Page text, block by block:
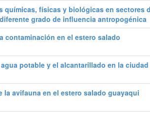
químicas, físicas y biológicas en sectores
grado de influencia antropogénica
contaminación en el estero salado
potable y el alcantarillado en la ciudad
la avifauna en el estero salado guayaqui